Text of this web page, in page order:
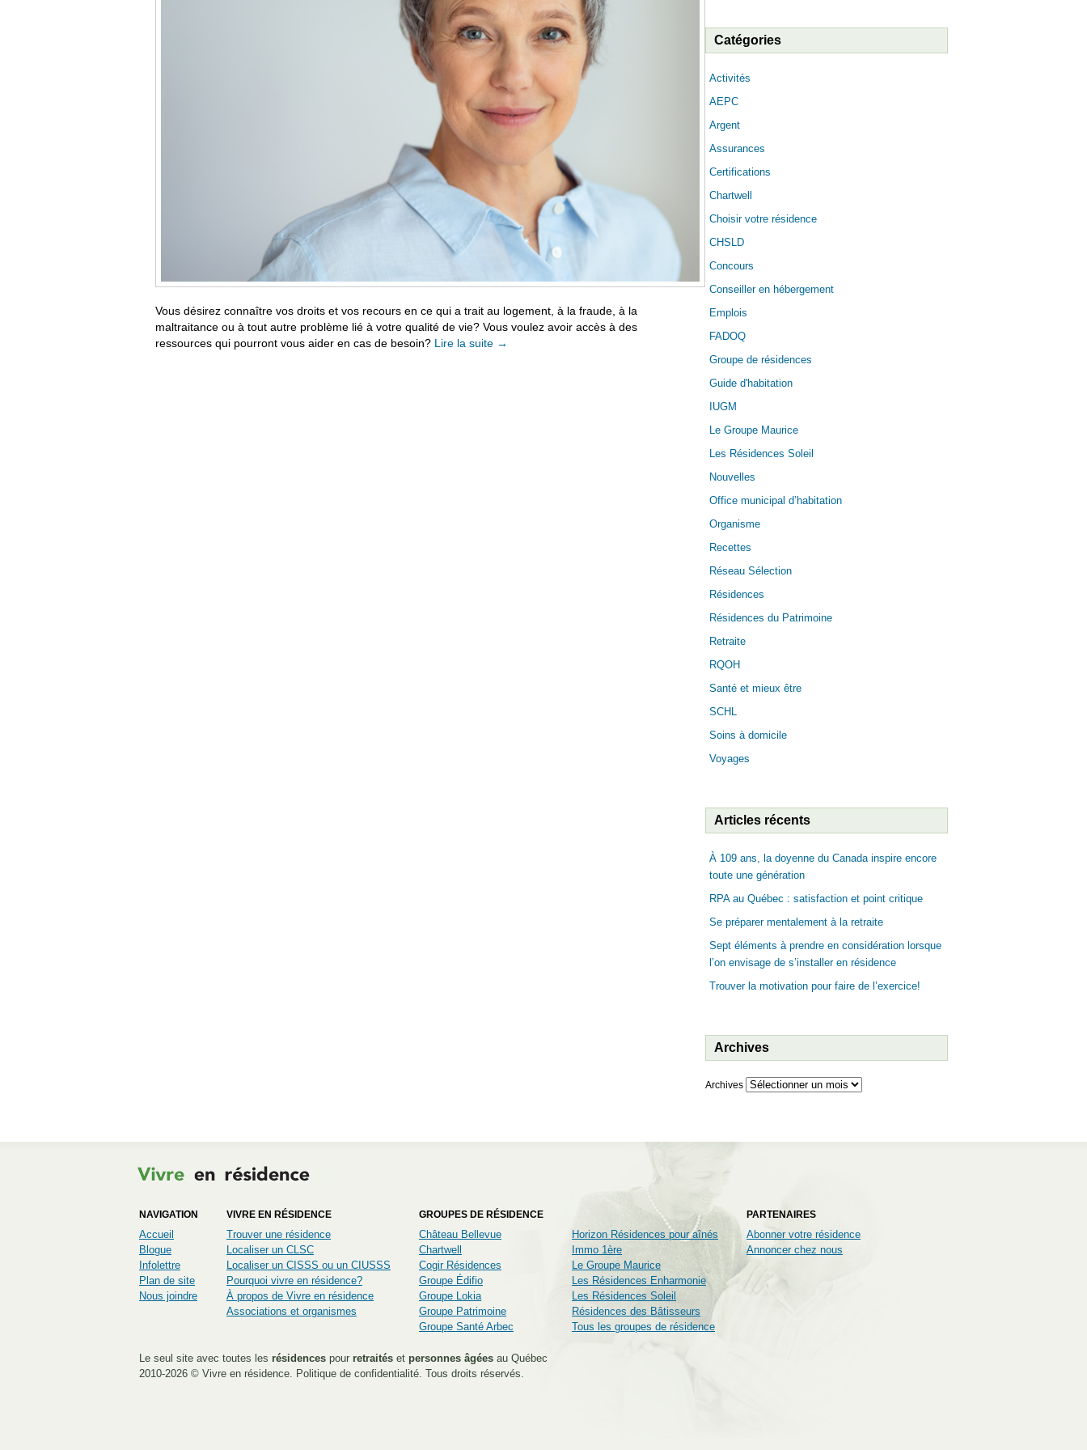
Vous désirez connaître vos droits et vos recours en ce qui a trait au logement, à la fraude, à la
maltraitance ou à tout autre problème lié à votre qualité de vie? Vous voulez avoir accès à des
ressources qui pourront vous aider en cas de besoin? Lire la suite →
Catégories
Activités
AEPC
Argent
Assurances
Certifications
Chartwell
Choisir votre résidence
CHSLD
Concours
Conseiller en hébergement
Emplois
FADOQ
Groupe de résidences
Guide d'habitation
IUGM
Le Groupe Maurice
Les Résidences Soleil
Nouvelles
Office municipal d’habitation
Organisme
Recettes
Réseau Sélection
Résidences
Résidences du Patrimoine
Retraite
RQOH
Santé et mieux être
SCHL
Soins à domicile
Voyages
Articles récents
À 109 ans, la doyenne du Canada inspire encore
toute une génération
RPA au Québec : satisfaction et point critique
Se préparer mentalement à la retraite
Sept éléments à prendre en considération lorsque
l’on envisage de s’installer en résidence
Trouver la motivation pour faire de l’exercice!
Archives
Archives
NAVIGATION
Accueil
Blogue
Infolettre
Plan de site
Nous joindre
VIVRE EN RÉSIDENCE
Trouver une résidence
Localiser un CLSC
Localiser un CISSS ou un CIUSSS
Pourquoi vivre en résidence?
À propos de Vivre en résidence
Associations et organismes
GROUPES DE RÉSIDENCE
Château Bellevue
Chartwell
Cogir Résidences
Groupe Édifio
Groupe Lokia
Groupe Patrimoine
Groupe Santé Arbec
Horizon Résidences pour aînés
Immo 1ère
Le Groupe Maurice
Les Résidences Enharmonie
Les Résidences Soleil
Résidences des Bâtisseurs
Tous les groupes de résidence
PARTENAIRES
Abonner votre résidence
Annoncer chez nous
Le seul site avec toutes les résidences pour retraités et personnes âgées au Québec
2010-2026 © Vivre en résidence Politique de confidentialité . Tous droits réservés.